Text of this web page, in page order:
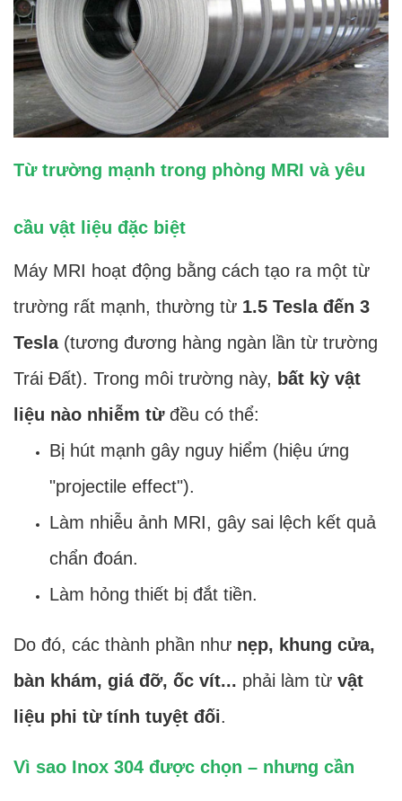
Từ trường mạnh trong phòng MRI và yêu
cầu vật liệu đặc biệt
Máy MRI hoạt động bằng cách tạo ra một từ
trường rất mạnh, thường từ 1.5 Tesla đến 3
Tesla(tương đương hàng ngàn lần từ trường
Trái Đất). Trong môi trường này, bất kỳ vật
liệu nào nhiễm từđều có thể:
Bị hút mạnh gây nguy hiểm (hiệu ứng
"projectile effect").
Làm nhiễu ảnh MRI, gây sai lệch kết quả
chẩn đoán.
Làm hỏng thiết bị đắt tiền.
Do đó, các thành phần như nẹp, khung cửa,
bàn khám, giá đỡ, ốc vít... phải làm từ vật
liệu phi từ tính tuyệt đối.
Vì sao Inox 304 được chọn – nhưng cần